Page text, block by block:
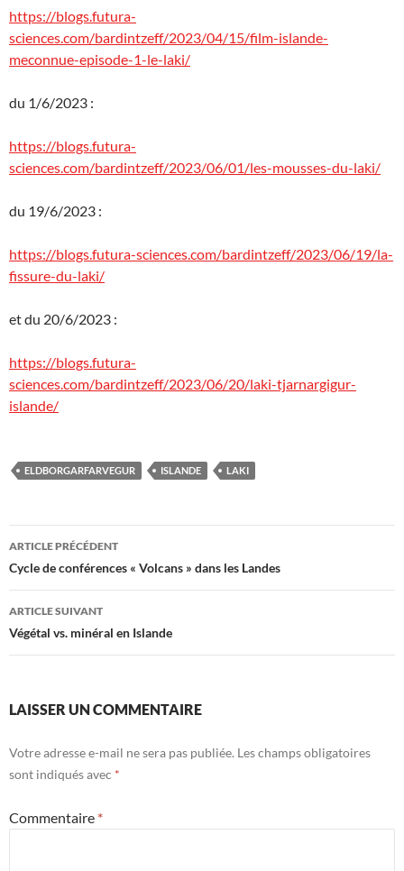
https://blogs.futura-
sciences.com/bardintzeff/2023/04/15/film-islande-
meconnue-episode-1-le-laki/
du 1/6/2023 :
https://blogs.futura-
sciences.com/bardintzeff/2023/06/01/les-mousses-du-laki/
du 19/6/2023 :
https://blogs.futura-sciences.com/bardintzeff/2023/06/19/la-
fissure-du-laki/
et du 20/6/2023 :
https://blogs.futura-
sciences.com/bardintzeff/2023/06/20/laki-tjarnargigur-
islande/
ELDBORGARFARVEGUR ISLANDE LAKI
Navigation
des
articles
ARTICLE PRÉCÉDENT
Cycle de conférences « Volcans » dans les Landes
ARTICLE SUIVANT
Végétal vs. minéral en Islande
LAISSER UN COMMENTAIRE
Votre adresse e-mail ne sera pas publiée. Les champs obligatoires
sont indiqués avec *
Commentaire *